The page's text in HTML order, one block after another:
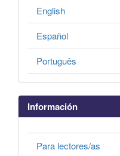
English
Español
Português
Información
Para lectores/as